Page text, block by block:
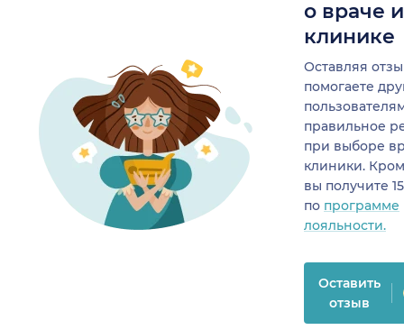
о враче
клинике
Оставляя
помогаете
правильное
при выборе
клиники.
вы получите
по программе
лояльности.
Оставить
отзыв